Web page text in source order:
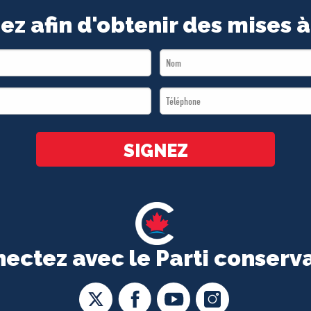
avec le Parti
afin d'obtenir des mises
Last
Name
Téléphone
*
SIGNEZ